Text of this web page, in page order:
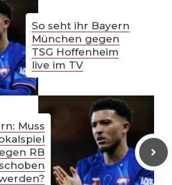
So seht ihr Bayern
München gegen
TSG Hoffenheim
live im TV
Muss
RB